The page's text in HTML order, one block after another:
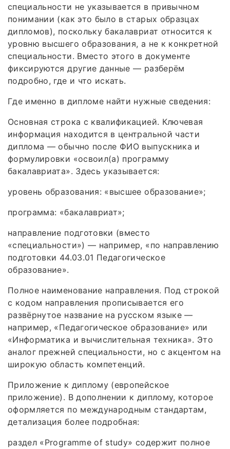
специальности не указывается в привычном
понимании (как это было в старых образцах
дипломов), поскольку бакалавриат относится к
уровню высшего образования, а не к конкретной
специальности. Вместо этого в документе
фиксируются другие данные — разберём
подробно, где и что искать.
Где именно в дипломе найти нужные сведения:
Основная строка с квалификацией. Ключевая
информация находится в центральной части
диплома — обычно после ФИО выпускника и
формулировки «освоил(а) программу
бакалавриата». Здесь указывается:
уровень образования: «высшее образование»;
программа: «бакалавриат»;
направление подготовки (вместо
«специальности») — например, «по направлению
подготовки 44.03.01 Педагогическое
образование».
Полное наименование направления. Под строкой
с кодом направления прописывается его
развёрнутое название на русском языке —
например, «Педагогическое образование» или
«Информатика и вычислительная техника». Это
аналог прежней специальности, но с акцентом на
широкую область компетенций.
Приложение к диплому (европейское
приложение). В дополнении к диплому, которое
оформляется по международным стандартам,
детализация более подробная:
раздел «Programme of study» содержит полное